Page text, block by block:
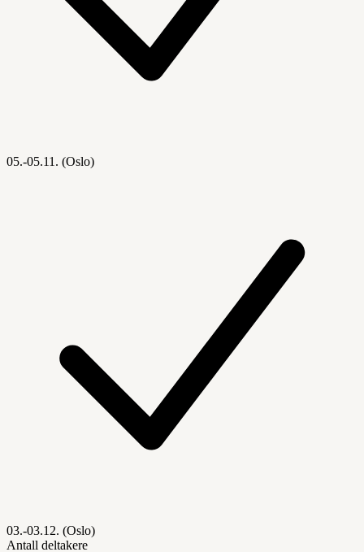
05.-05.11. (Oslo)
03.-03.12. (Oslo)
Antall deltakere